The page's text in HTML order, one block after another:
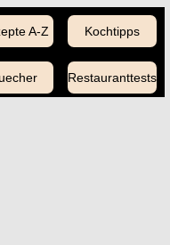
A-Z Kochtipps
Restauranttests